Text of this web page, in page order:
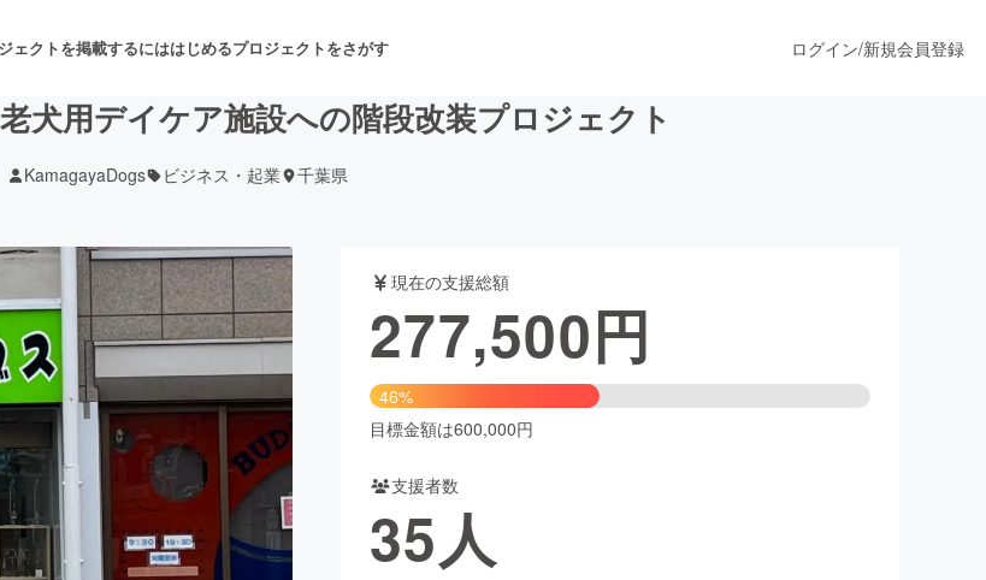
ェクトを掲載するにははじめるプロジェクトをさがす
舞台・パフォーマンス
ービス開発 フード・飲食店 ファッション
出版 アニメ・漫画
ビューティー・ヘルスケア
ログイン/新規会員登録
犬用デイケア施設への階段改装プロジェクト
KamagayaDogs ビジネス・起業 千葉県
現在の支援総額
277,500円
46%
目標金額は600,000円
支援者数
35人